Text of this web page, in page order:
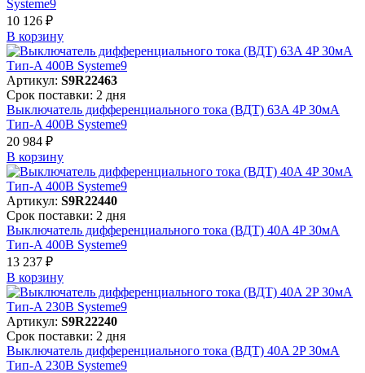
Systeme9
10 126 ₽
В корзинy
Артикул: S9R22463
Срок поставки: 2 дня
Выключатель дифференциального тока (ВДТ) 63A 4P 30мА
Тип-A 400В Systeme9
20 984 ₽
В корзинy
Артикул: S9R22440
Срок поставки: 2 дня
Выключатель дифференциального тока (ВДТ) 40A 4P 30мА
Тип-A 400В Systeme9
13 237 ₽
В корзинy
Артикул: S9R22240
Срок поставки: 2 дня
Выключатель дифференциального тока (ВДТ) 40A 2P 30мА
Тип-A 230В Systeme9